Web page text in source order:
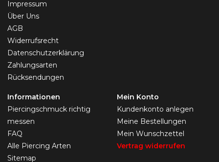
Impressum
Über Uns
AGB
Widerrufsrecht
Datenschutzerklärung
Zahlungsarten
Rücksendungen
Informationen
Piercingschmuck richtig
messen
FAQ
Alle Piercing Arten
Sitemap
Mein Konto
Kundenkonto anlegen
Meine Bestellungen
Mein Wunschzettel
Vertrag widerrufen